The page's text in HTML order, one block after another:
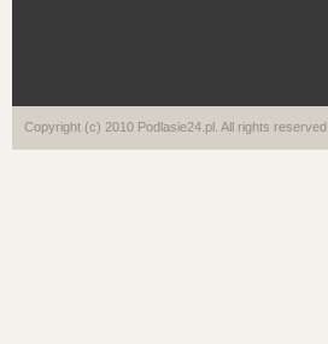
Copyright (c) 2010 Podlasie24.pl. All rights reserved